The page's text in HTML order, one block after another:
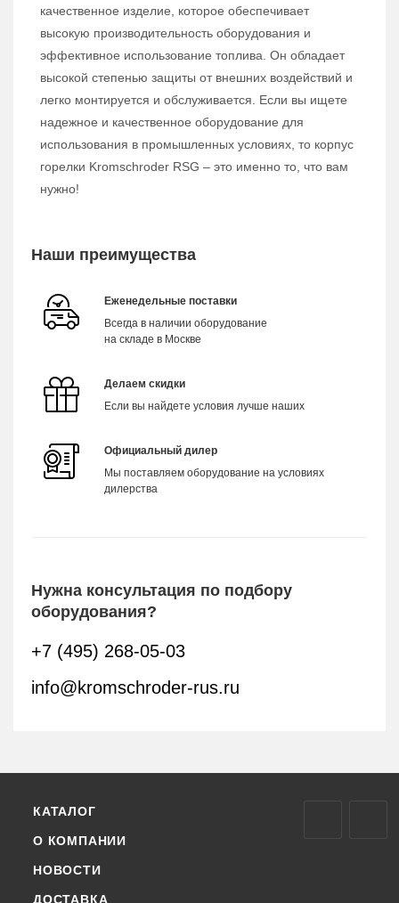
качественное изделие, которое обеспечивает
высокую производительность оборудования и
эффективное использование топлива. Он обладает
высокой степенью защиты от внешних воздействий и
легко монтируется и обслуживается. Если вы ищете
надежное и качественное оборудование для
использования в промышленных условиях, то корпус
горелки Kromschroder RSG – это именно то, что вам
нужно!
Наши преимущества
Еженедельные поставки
Всегда в наличии оборудование
на складе в Москве
Делаем скидки
Если вы найдете условия лучше наших
Официальный дилер
Мы поставляем оборудование на условиях
дилерства
Нужна консультация по подбору
оборудования?
+7 (495) 268-05-03
info@kromschroder-rus.ru
КАТАЛОГ
О КОМПАНИИ
НОВОСТИ
ДОСТАВКА